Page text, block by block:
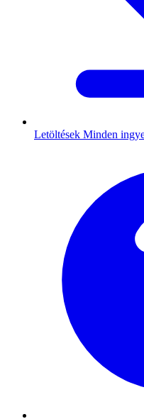
Letöltések Minden